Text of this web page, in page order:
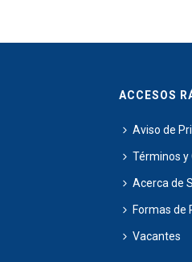
ACCESOS
Aviso de
Términos y
Acerca de
Formas de
Vacantes